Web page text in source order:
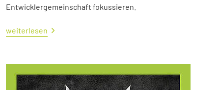
Entwicklergemeinschaft fokussieren.
weiterlesen